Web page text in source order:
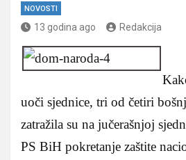
NOVOSTI
13 godina ago Redakcija
uoči sjednice, tri od četiri
zatražila su na jučerašnjoj
PS BiH pokretanje zaštite